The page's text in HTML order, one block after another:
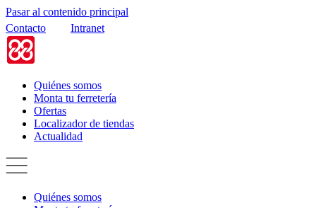
Pasar al contenido principal
Contacto
Intranet
Quiénes somos
Monta tu ferretería
Ofertas
Localizador de tiendas
Actualidad
Quiénes somos